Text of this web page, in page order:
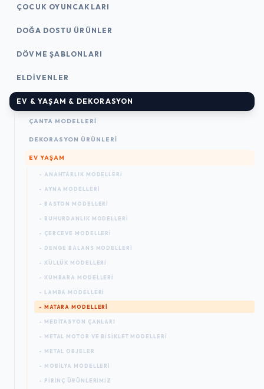
ÇOCUK OYUNCAKLARI
DOĞA DOSTU ÜRÜNLER
DÖVME ŞABLONLARI
ELDIVENLER
EV & YAŞAM & DEKORASYON
ÇANTA MODELLERI
DEKORASYON ÜRÜNLERI
EV YAŞAM
- ANAHTARLIK MODELLERI
- AYNA MODELLERI
- BASTON MODELLERI
- BUHURDANLIK MODELLERI
- ÇERCEVE MODELLERI
- DENGE BALANS MODELLERI
- KÜLLÜK MODELLERI
- KUMBARA MODELLERI
- LAMBA MODELLERI
- MATARA MODELLERI
- MEDITASYON ÇANLARI
- METAL MOTOR VE BISIKLET MODELLERI
- METAL OBJELER
- MOBILYA MODELLERI
- PIRINÇ ÜRÜNLERIMIZ